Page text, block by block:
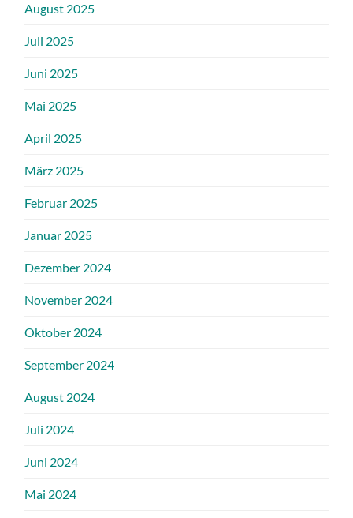
August 2025
Juli 2025
Juni 2025
Mai 2025
April 2025
März 2025
Februar 2025
Januar 2025
Dezember 2024
November 2024
Oktober 2024
September 2024
August 2024
Juli 2024
Juni 2024
Mai 2024